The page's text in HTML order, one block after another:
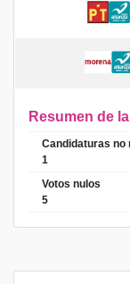
Resumen de
Candidaturas no
1
Votos nulos
5